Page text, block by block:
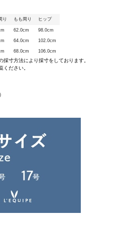
り もも周り ヒップ
62.0cm 98.0cm
64.0cm 102.0cm
68.0cm 106.0cm
寸方法により採寸をしております。
ください。